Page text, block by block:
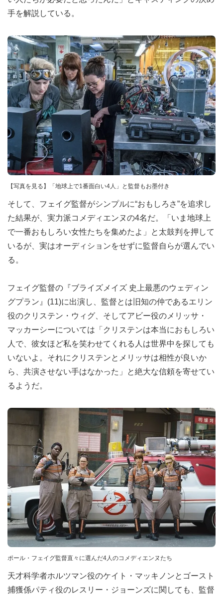
手を解説している。
【写真を見る】「地球上で1番面白い4人」と監督もお墨付き
そして、フェイグ監督がシンプルに“おもしろさ”を追求し
た結果が、実力派コメディエンヌの4名だ。「いま地球上
で一番おもしろい女性たちを集めたよ」と太鼓判を押して
いるが、実はオーディションをせずに監督自らが選んでい
る。
フェイグ監督の『ブライズメイズ 史上最悪のウェディン
グプラン』(11)に出演し、監督とは旧知の仲であるエリン
役のクリステン・ウィグ、そしてアビー役のメリッサ・
マッカーシーについては「クリステンは本当におもしろい
人で、彼女ほど私を笑わせてくれる人は世界中を探しても
いないよ。それにクリステンとメリッサは相性が良いか
ら、共演させない手はなかった」と絶大な信頼を寄せてい
るようだ。
ポール・フェイグ監督直々に選んだ4人のコメディエンヌたち
天才科学者ホルツマン役のケイト・マッキノンとゴースト
捕獲係パティ役のレスリー・ジョーンズに関しても、監督